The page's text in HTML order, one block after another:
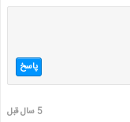
پاسخ
5 سال قبل